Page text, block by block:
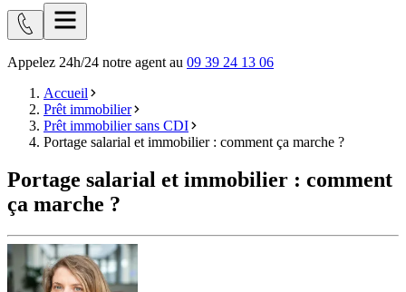
Appelez 24h/24 notre agent au 09 39 24 13 06
Accueil
Prêt immobilier
Prêt immobilier sans CDI
Portage salarial et immobilier : comment ça marche ?
Portage salarial et immobilier : comment
ça marche ?